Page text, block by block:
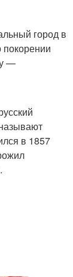
город в
покорении
—
в 1857